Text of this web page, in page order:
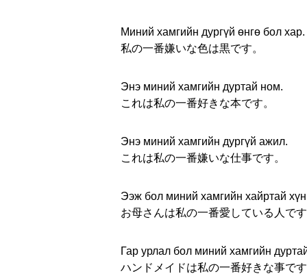
Миний хамгийн дургүй өнгө бол хар.
私の一番嫌いな色は黒です。
Энэ миний хамгийн дуртай ном.
これは私の一番好きな本です。
Энэ миний хамгийн дургүй ажил.
これは私の一番嫌いな仕事です。
Ээж бол миний хамгийн хайртай
お母さんは私の一番愛している人で
Гар урлал бол миний хамгийн
ハンドメイドは私の一番好きな事で